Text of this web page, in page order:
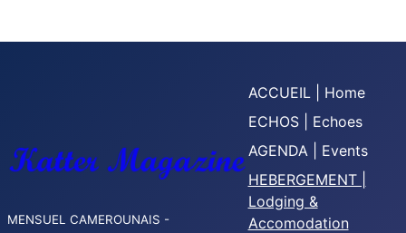
MENSUEL CAMEROUNAIS -
ACCUEIL | Home
ECHOS | Echoes
AGENDA | Events
HEBERGEMENT |
Lodging &
Accomodation